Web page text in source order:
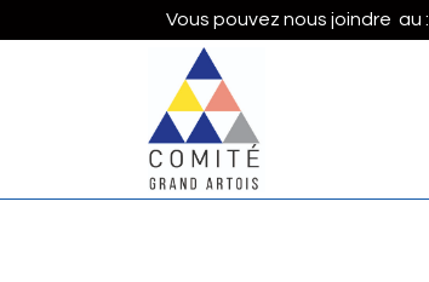
Vous pouvez nous joindre au :